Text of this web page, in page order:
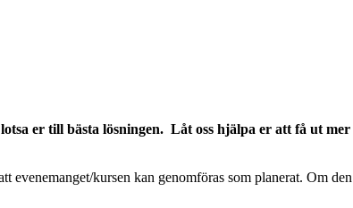
kursen kan genomföras som planerat. Om